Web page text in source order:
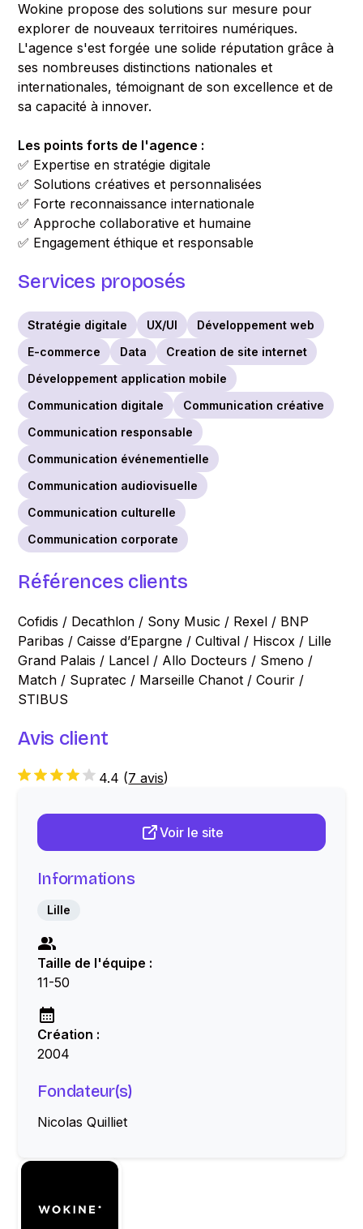
Wokine propose des solutions sur mesure pour
explorer de nouveaux territoires numériques.
L'agence s'est forgée une solide réputation grâce à
ses nombreuses distinctions nationales et
internationales, témoignant de son excellence et de
sa capacité à innover.
Les points forts de l'agence :
✅ Expertise en stratégie digitale
✅ Solutions créatives et personnalisées
✅ Forte reconnaissance internationale
✅ Approche collaborative et humaine
✅ Engagement éthique et responsable
Services proposés
Stratégie digitale UX/UI
Développement web
E-commerce
Data
Creation de site internet
Développement application mobile
Communication digitale
Communication créative
Communication responsable
Communication événementielle
Communication audiovisuelle
Communication culturelle
Communication corporate
Références clients
Cofidis / Decathlon / Sony Music / Rexel / BNP
Paribas / Caisse d’Epargne / Cultival / Hiscox / Lille
Grand Palais / Lancel / Allo Docteurs / Smeno /
Match / Supratec / Marseille Chanot / Courir /
STIBUS
Avis client
4.4 (7 avis)
Voir le site
Informations
Lille
Taille de l'équipe :
11-50
Création :
2004
Fondateur(s)
Nicolas Quilliet